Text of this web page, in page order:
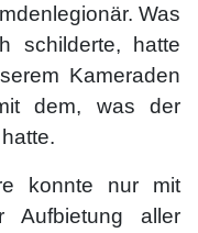
Was
schilderte, hatte
Kameraden
dem, was der
konnte nur mit
Aufbietung aller